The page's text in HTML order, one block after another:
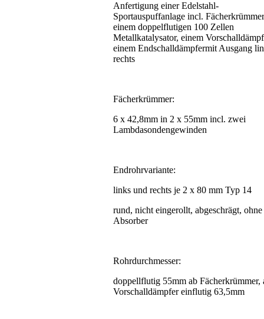
Anfertigung einer Edelstahl-
Sportauspuffanlage incl.
einem doppelflutigen 100 Zellen
Metallkatalysator, einem
einem Endschalldämpfermit Ausgang
rechts
Fächerkrümmer:
6 x 42,8mm in 2 x 55mm incl. zwei
Lambdasondengewinden
Endrohrvariante:
links und rechts je 2 x 80 mm Typ 14
rund, nicht eingerollt, abgeschrägt, ohne
Absorber
Rohrdurchmesser:
doppellflutig 55mm ab Fächerkrümmer,
Vorschalldämpfer einflutig 63,5mm